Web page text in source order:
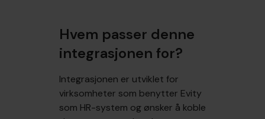
Hvem passer denne
integrasjonen for?
Integrasjonen er utviklet for
virksomheter som benytter Evity
som HR-system og ønsker å koble